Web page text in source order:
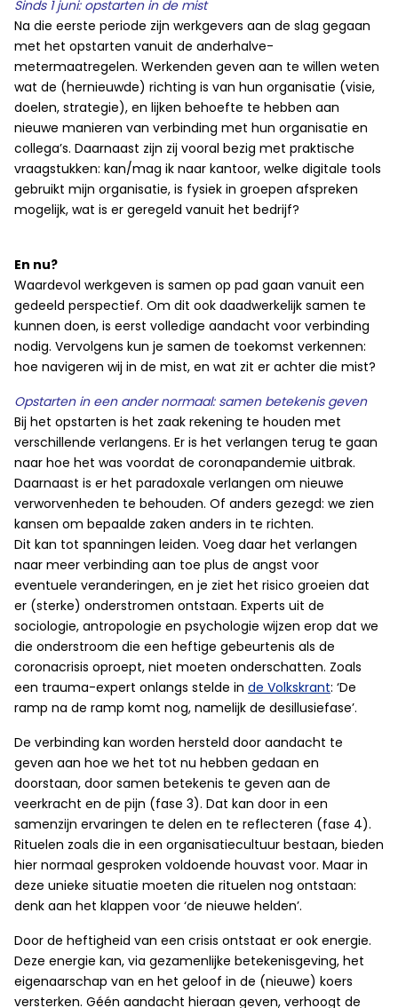
Sinds 1 juni: opstarten in de mist
Na die eerste periode zijn werkgevers aan de slag gegaan
met het opstarten vanuit de anderhalve-
metermaatregelen. Werkenden geven aan te willen weten
wat de (hernieuwde) richting is van hun organisatie (visie,
doelen, strategie), en lijken behoefte te hebben aan
nieuwe manieren van verbinding met hun organisatie en
collega’s. Daarnaast zijn zij vooral bezig met praktische
vraagstukken: kan/mag ik naar kantoor, welke digitale tools
gebruikt mijn organisatie, is fysiek in groepen afspreken
mogelijk, wat is er geregeld vanuit het bedrijf?
En nu?
Waardevol werkgeven is samen op pad gaan vanuit een
gedeeld perspectief. Om dit ook daadwerkelijk samen te
kunnen doen, is eerst volledige aandacht voor verbinding
nodig. Vervolgens kun je samen de toekomst verkennen:
hoe navigeren wij in de mist, en wat zit er achter die mist?
Opstarten in een ander normaal: samen betekenis geven
Bij het opstarten is het zaak rekening te houden met
verschillende verlangens. Er is het verlangen terug te gaan
naar hoe het was voordat de coronapandemie uitbrak.
Daarnaast is er het paradoxale verlangen om nieuwe
verworvenheden te behouden. Of anders gezegd: we zien
kansen om bepaalde zaken anders in te richten.
Dit kan tot spanningen leiden. Voeg daar het verlangen
naar meer verbinding aan toe plus de angst voor
eventuele veranderingen, en je ziet het risico groeien dat
er (sterke) onderstromen ontstaan. Experts uit de
sociologie, antropologie en psychologie wijzen erop dat we
die onderstroom die een heftige gebeurtenis als de
coronacrisis oproept, niet moeten onderschatten. Zoals
een trauma-expert onlangs stelde in de Volkskrant: ‘De
ramp na de ramp komt nog, namelijk de desillusiefase’.
De verbinding kan worden hersteld door aandacht te
geven aan hoe we het tot nu hebben gedaan en
doorstaan, door samen betekenis te geven aan de
veerkracht en de pijn (fase 3). Dat kan door in een
samenzijn ervaringen te delen en te reflecteren (fase 4).
Rituelen zoals die in een organisatiecultuur bestaan, bieden
hier normaal gesproken voldoende houvast voor. Maar in
deze unieke situatie moeten die rituelen nog ontstaan:
denk aan het klappen voor ‘de nieuwe helden’.
Door de heftigheid van een crisis ontstaat er ook energie.
Deze energie kan, via gezamenlijke betekenisgeving, het
eigenaarschap van en het geloof in de (nieuwe) koers
versterken. Géén aandacht hieraan geven, verhoogt de